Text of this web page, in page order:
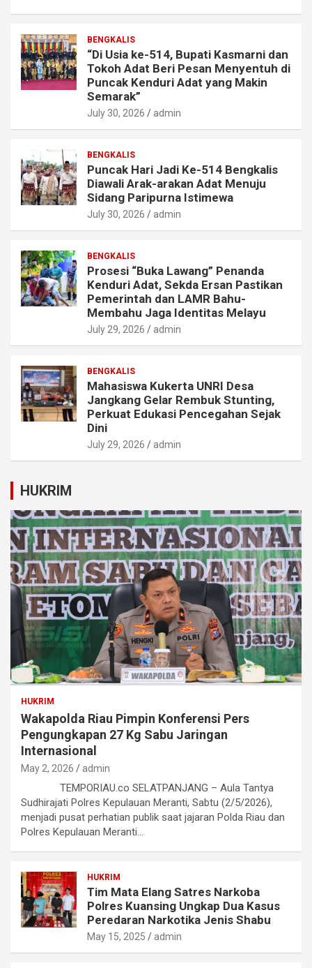
BENGKALIS
“Di Usia ke-514, Bupati Kasmarni dan
Tokoh Adat Beri Pesan Menyentuh di
Puncak Kenduri Adat yang Makin
Semarak”
July 30, 2026 admin
BENGKALIS
Puncak Hari Jadi Ke-514 Bengkalis
Diawali Arak-arakan Adat Menuju
Sidang Paripurna Istimewa
July 30, 2026 admin
BENGKALIS
Prosesi “Buka Lawang” Penanda
Kenduri Adat, Sekda Ersan Pastikan
Pemerintah dan LAMR Bahu-
Membahu Jaga Identitas Melayu
July 29, 2026 admin
BENGKALIS
Mahasiswa Kukerta UNRI Desa
Jangkang Gelar Rembuk Stunting,
Perkuat Edukasi Pencegahan Sejak
Dini
July 29, 2026 admin
HUKRIM
HUKRIM
Wakapolda Riau Pimpin Konferensi Pers
Pengungkapan 27 Kg Sabu Jaringan
Internasional
May 2, 2026 admin
TEMPORIAU.co SELATPANJANG – Aula Tantya
Sudhirajati Polres Kepulauan Meranti, Sabtu (2/5/2026),
menjadi pusat perhatian publik saat jajaran Polda Riau dan
Polres Kepulauan Meranti…
HUKRIM
Tim Mata Elang Satres Narkoba
Polres Kuansing Ungkap Dua Kasus
Peredaran Narkotika Jenis Shabu
May 15, 2025 admin